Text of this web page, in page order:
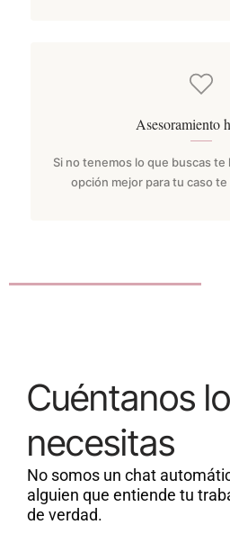
Asesoramiento
Si no tenemos lo que buscas te
opción mejor para tu caso
Cuéntanos
necesitas
No somos un chat
alguien que entiende tu
de verdad.